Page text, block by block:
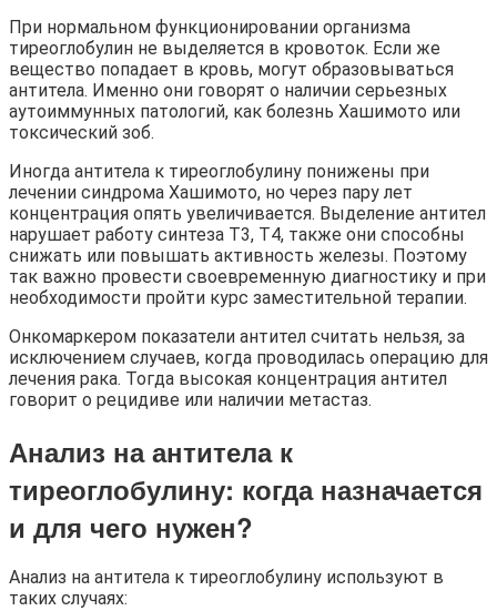
При нормальном функционировании организма
тиреоглобулин не выделяется в кровоток. Если же
вещество попадает в кровь, могут образовываться
антитела. Именно они говорят о наличии серьезных
аутоиммунных патологий, как болезнь Хашимото или
токсический зоб.
Иногда антитела к тиреоглобулину понижены при
лечении синдрома Хашимото, но через пару лет
концентрация опять увеличивается. Выделение антител
нарушает работу синтеза Т3, Т4, также они способны
снижать или повышать активность железы. Поэтому
так важно провести своевременную диагностику и при
необходимости пройти курс заместительной терапии.
Онкомаркером показатели антител считать нельзя, за
исключением случаев, когда проводилась операцию для
лечения рака. Тогда высокая концентрация антител
говорит о рецидиве или наличии метастаз.
Анализ на антитела к
тиреоглобулину: когда назначается
и для чего нужен?
Анализ на антитела к тиреоглобулину используют в
таких случаях: